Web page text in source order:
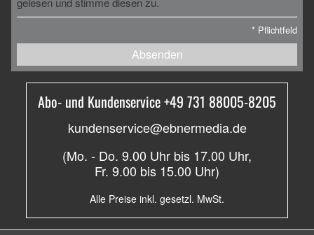
* Pflichtfeld
Absenden
Abo- und Kundenservice +49 731 88005-8205
kundenservice@ebnermedia.de
(Mo. - Do. 9.00 Uhr bis 17.00 Uhr,
Fr. 9.00 bis 15.00 Uhr)
Alle Preise inkl. gesetzl. MwSt.